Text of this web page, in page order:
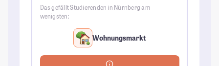
Das gefällt Studierenden in Nürnberg am
wenigsten:
Wohnungsmarkt